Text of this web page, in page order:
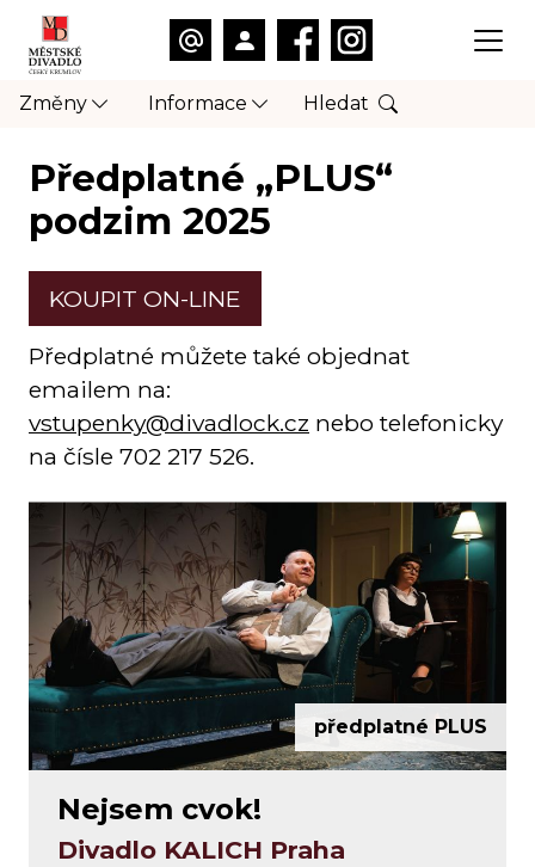
Změny Informace Hledat
Předplatné „PLUS“
podzim 2025
KOUPIT ON-LINE
Předplatné můžete také objednat
emailem na:
vstupenky@divadlock.cz nebo telefonicky
na čísle 702 217 526.
předplatné PLUS
Nejsem cvok!
Divadlo KALICH Praha